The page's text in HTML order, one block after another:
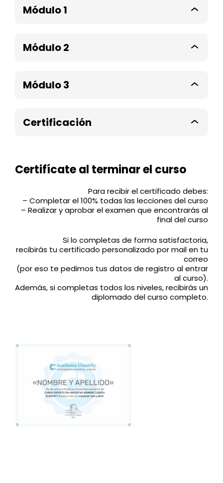
Módulo 1
Módulo
Módulo 2
Módulo
Módulo 3
Módulo
Certificación
Certifícate al terminar el curso
Para recibir el certificado debes:
– Completar el 100% todas las lecciones del curso
– Realizar y aprobar el examen que encontrarás al
final del curso
Si lo completas de forma satisfactoria,
recibirás tu certificado personalizado por mail en tu
correo
(por eso te pedimos tus datos de registro al entrar
al curso).
Además, si completas todos los niveles, recibirás un
diplomado del curso completo.